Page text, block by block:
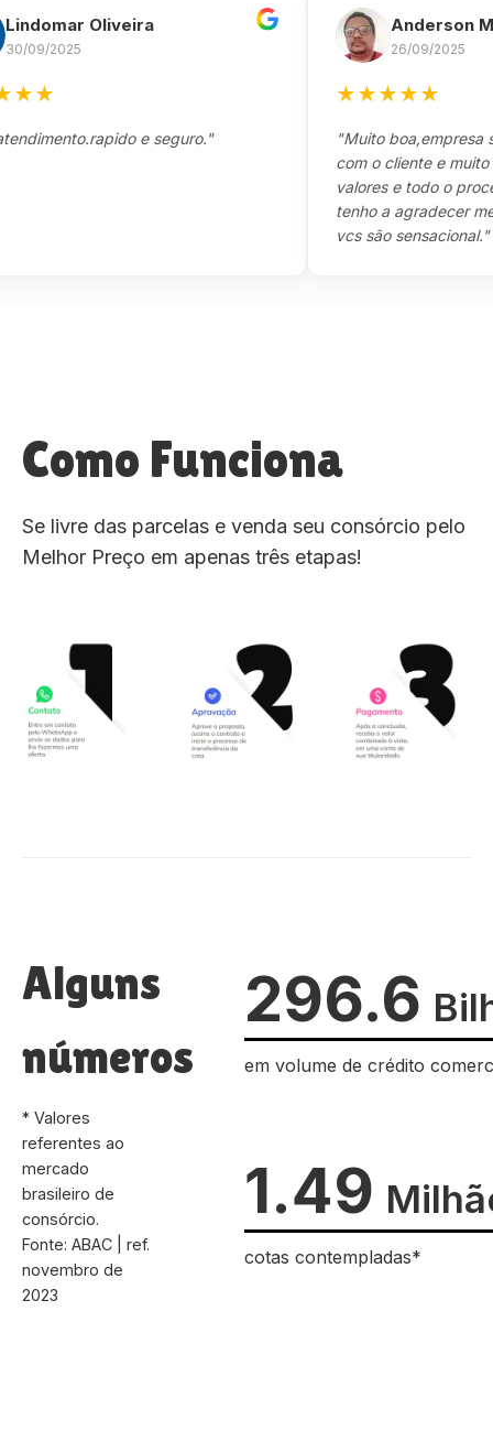
Oliveira
2025
e seguro."
Anderson
26/09/2025
★★★
"Muito boa,empresa séria
com o cliente e muito
valores e todo o processo
tenho a agradecer
vcs são sensacional."
Como Funciona
Se livre das parcelas e venda seu consórcio pelo
Melhor Preço em apenas três etapas!
Alguns
números
* Valores
referentes ao
mercado
brasileiro de
consórcio.
Fonte: ABAC | ref.
novembro de
2023
296.6
em volume de crédito
1.49
cotas contempladas*